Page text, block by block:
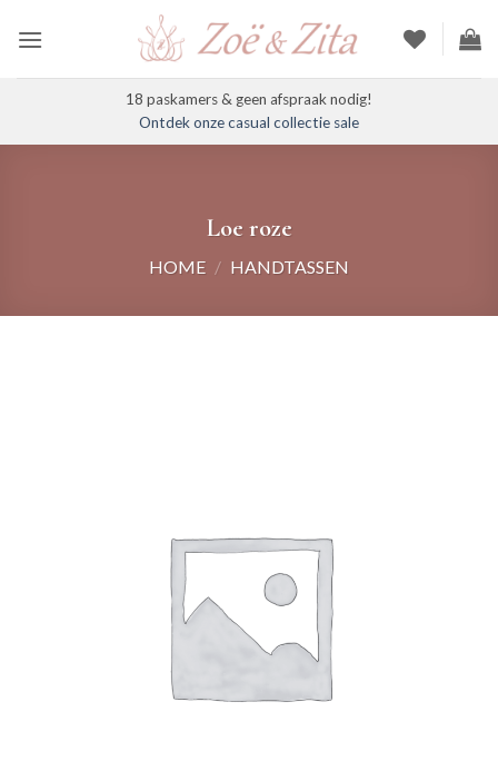
naar
18 paskamers & geen afspraak nodig!
Ontdek onze casual collectie sale
Loe roze
HOME / HANDTASSEN